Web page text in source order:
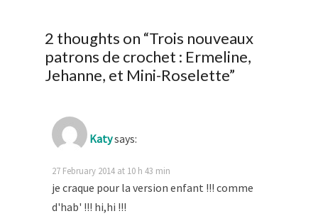
2 thoughts on “Trois nouveaux
patrons de crochet : Ermeline,
Jehanne, et Mini-Roselette”
Katysays:
27 February 2014 at 10 h 43 min
je craque pour la version enfant !!! comme
d'hab' !!! hi,hi !!!